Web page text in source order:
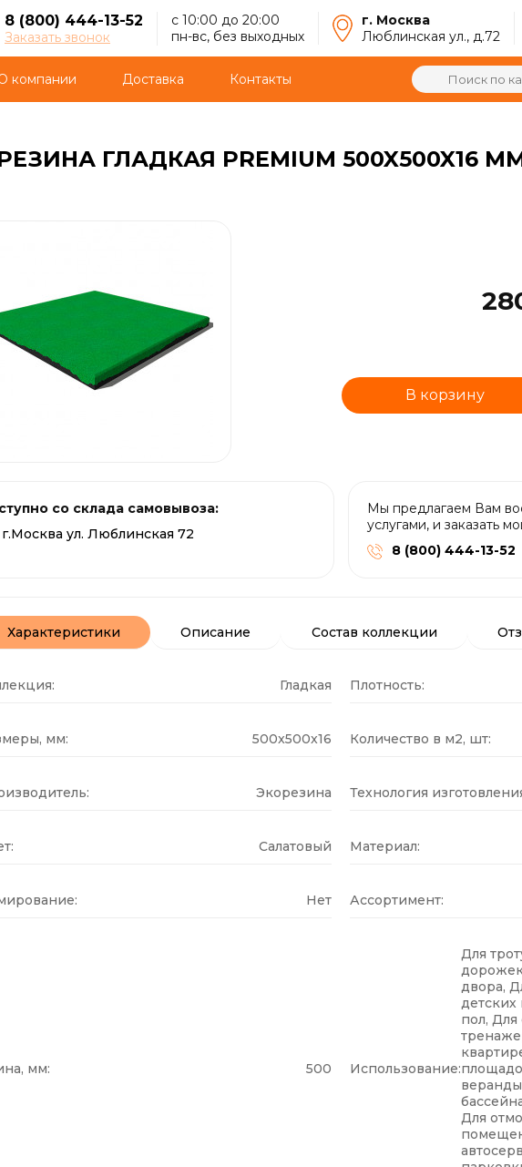
8 (800) 444-13-52
Заказать звонок
с 10:00 до 20:00
пн-вс, без выходных
г. Москва
Люблинская ул., д.72
компании Доставка Контакты
ГЛАДКАЯ PREMIUM 500X500X16
В корзину
со склада самовывоза:
г.Москва ул. Люблинская 72
Мы предлагаем Вам
услугами, и заказать
8 (800) 444-13-52
Характеристики Описание Состав коллекции
Гладкая Плотность:
мм: 500x500x16 Количество в м2, шт:
Экорезина Технология
Салатовый Материал:
Нет Ассортимент:
мм: 500 Использование:
Для
двора,
пол, Для
Для